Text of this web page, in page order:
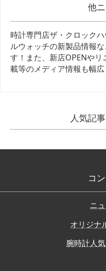
他
時計専門店ザ・クロック
ルウォッチの新製品情報
す！また、新店OPENや
載等のメディア情報も幅広
人気記
コ
ニ
オリジナ
腕時計人